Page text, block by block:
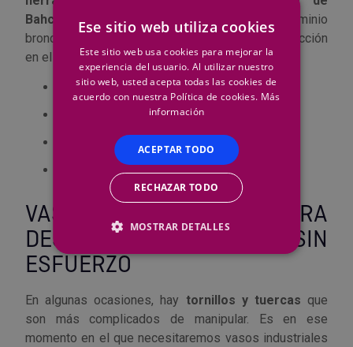
Bahco
está fabricadas en cobre berilio o en aluminio
bronce. Las herramientas antichispa de construcción
en el catálogo de Bahco son las siguientes:
Pico
Extractores reversibles con tres garras
VASOS Y ACCESORIOS PARA
DESENROSCAR SIN
ESFUERZO
En algunas ocasiones, hay tornillos y tuercas que
son más complicados de manipular. Es en ese
momento en el que necesitaremos vasos industriales
Ese sitio web utiliza cookies
Este sitio web usa cookies para mejorar la
experiencia del usuario. Al utilizar nuestro
sitio web, usted acepta todas las cookies de
acuerdo con nuestra Política de cookies. Más
información
ACEPTAR TODO
RECHAZAR TODO
MOSTRAR DETALLES